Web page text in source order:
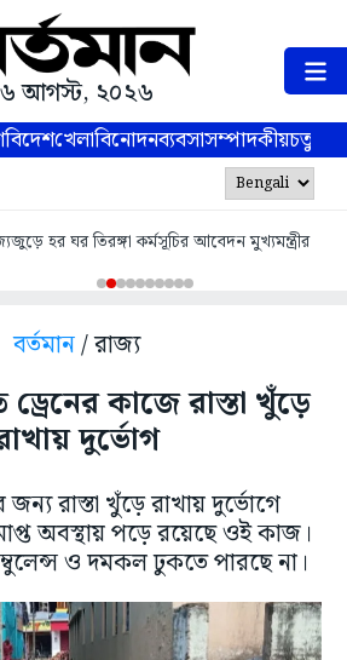
৬ আগস্ট, ২০২৬
বিদেশখেলাবিনোদনব্যবসাসম্পাদকীয়
হর ঘর তিরঙ্গা কর্মসূচির আবেদন মুখ্যমন্ত্রীর
বর্তমান/ রাজ্য
কাজে রাস্তা খুঁড়ে
দুর্ভোগ
রাস্তা খুঁড়ে রাখায় দুর্ভোগে
অবস্থায় পড়ে রয়েছে ওই কাজ।
ও দমকল ঢুকতে পারছে না।